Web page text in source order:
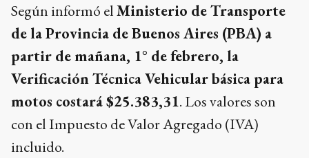
Según informó elMinisterio de Transporte
de la Provincia de Buenos Aires (PBA) a
partir de mañana, 1° de febrero, la
Verificación Técnica Vehicular básica para
motos costará $25.383,31. Los valores son
con el Impuesto de Valor Agregado (IVA)
incluido.